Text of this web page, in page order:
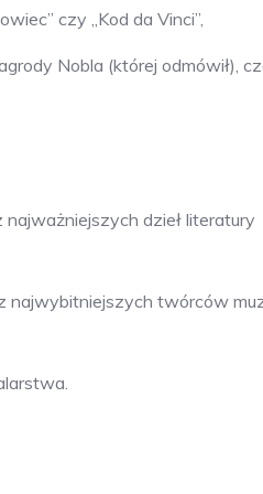
czy „Kod da Vinci”,
Nobla (której odmówił),
najważniejszych dzieł literatury
najwybitniejszych twórców